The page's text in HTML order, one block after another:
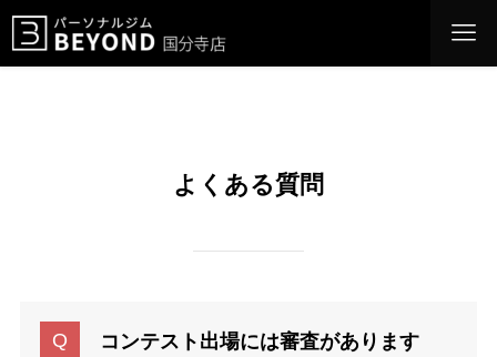
よくある質問
コンテスト出場には審査があります